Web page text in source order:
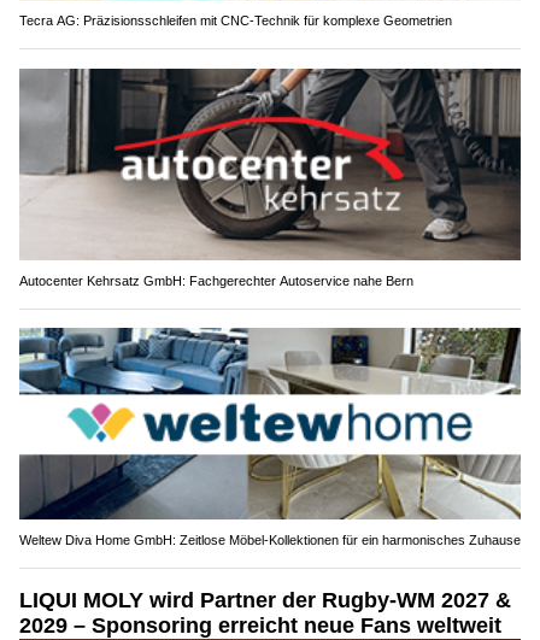
Tecra AG: Präzisionsschleifen mit CNC-Technik für komplexe Geometrien
Autocenter Kehrsatz GmbH: Fachgerechter Autoservice nahe Bern
Weltew Diva Home GmbH: Zeitlose Möbel-Kollektionen für ein harmonisches Zuhause
LIQUI MOLY wird Partner der Rugby-WM 2027 &
2029 – Sponsoring erreicht neue Fans weltweit